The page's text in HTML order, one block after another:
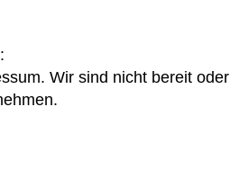
Wir sind nicht bereit oder